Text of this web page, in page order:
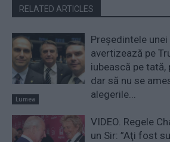
RELATED ARTICLES
Lumea
Președintele
avertizează pe
iubească pe tată,
dar să nu se
alegerile...
VIDEO. Regele
un Sir: ”Aţi fost